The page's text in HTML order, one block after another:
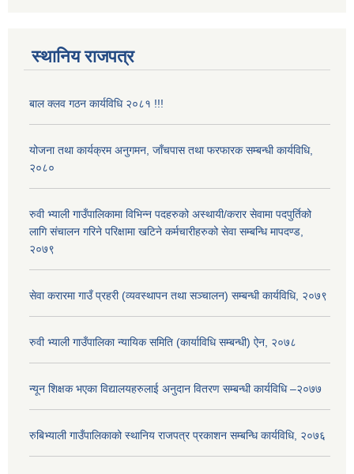
स्थानिय राजपत्र
बाल क्लव गठन कार्यविधि २०८१ !!!
योजना तथा कार्यक्रम अनुगमन, जाँचपास तथा फरफारक सम्बन्धी कार्यविधि,
२०८०
रुवी भ्याली गाउँपालिकामा विभिन्न पदहरुको अस्थायी/करार सेवामा पदपुर्तिको
लागि संचालन गरिने परिक्षामा खटिने कर्मचारीहरुको सेवा सम्बन्धि मापदण्ड,
२०७९
सेवा करारमा गाउँ प्रहरी (व्यवस्थापन तथा सञ्चालन) सम्बन्धी कार्यविधि, २०७९
रुवी भ्याली गाउँपालिका न्यायिक समिति (कार्याविधि सम्बन्धी) ऐन, २०७८
न्यून शिक्षक भएका ‍विद्यालयहरुलाई अनुदान वितरण सम्बन्धी कार्यविधि –२०७७
रुबिभ्याली गाउँपालिकाको स्थानिय राजपत्र प्रकाशन सम्बन्धि कार्यविधि, २०७६